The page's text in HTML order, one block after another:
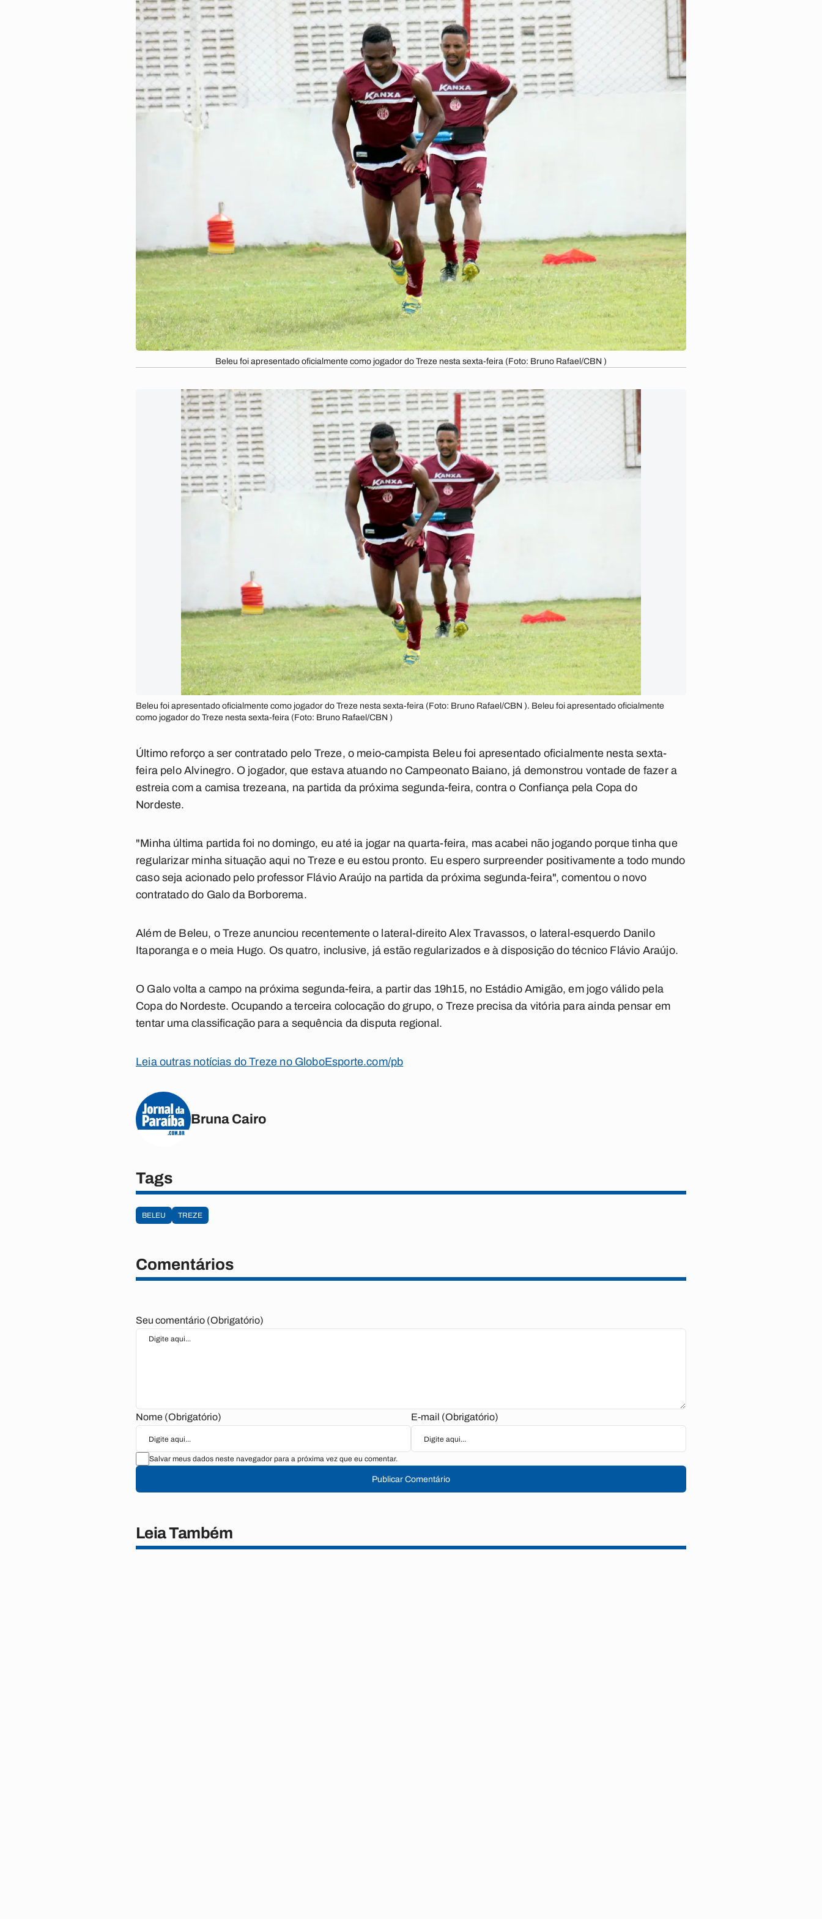
Beleu foi apresentado oficialmente como jogador do Treze nesta sexta-feira (Foto: Bruno Rafael/CBN )
Beleu foi apresentado oficialmente como jogador do Treze nesta sexta-feira (Foto: Bruno Rafael/CBN ). Beleu foi apresentado oficialmente
como jogador do Treze nesta sexta-feira (Foto: Bruno Rafael/CBN )
Último reforço a ser contratado pelo Treze, o meio-campista Beleu foi apresentado oficialmente nesta sexta-
feira pelo Alvinegro. O jogador, que estava atuando no Campeonato Baiano, já demonstrou vontade de fazer a
estreia com a camisa trezeana, na partida da próxima segunda-feira, contra o Confiança pela Copa do
Nordeste.
"Minha última partida foi no domingo, eu até ia jogar na quarta-feira, mas acabei não jogando porque tinha que
regularizar minha situação aqui no Treze e eu estou pronto. Eu espero surpreender positivamente a todo mundo
caso seja acionado pelo professor Flávio Araújo na partida da próxima segunda-feira", comentou o novo
contratado do Galo da Borborema.
Além de Beleu, o Treze anunciou recentemente o lateral-direito Alex Travassos, o lateral-esquerdo Danilo
Itaporanga e o meia Hugo. Os quatro, inclusive, já estão regularizados e à disposição do técnico Flávio Araújo.
O Galo volta a campo na próxima segunda-feira, a partir das 19h15, no Estádio Amigão, em jogo válido pela
Copa do Nordeste. Ocupando a terceira colocação do grupo, o Treze precisa da vitória para ainda pensar em
tentar uma classificação para a sequência da disputa regional.
Leia outras notícias do Treze no GloboEsporte.com/pb
Bruna Cairo
Tags
BELEU TREZE
Comentários
Seu comentário (Obrigatório)
Nome (Obrigatório) E-mail (Obrigatório)
Salvar meus dados neste navegador para a próxima vez que eu comentar.
Publicar Comentário
Leia Também